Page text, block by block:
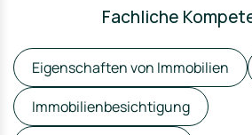
Fachliche
Eigenschaften von Immobilien
Immobilienbesichtigung